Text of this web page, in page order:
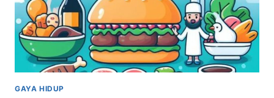
GAYA HIDUP